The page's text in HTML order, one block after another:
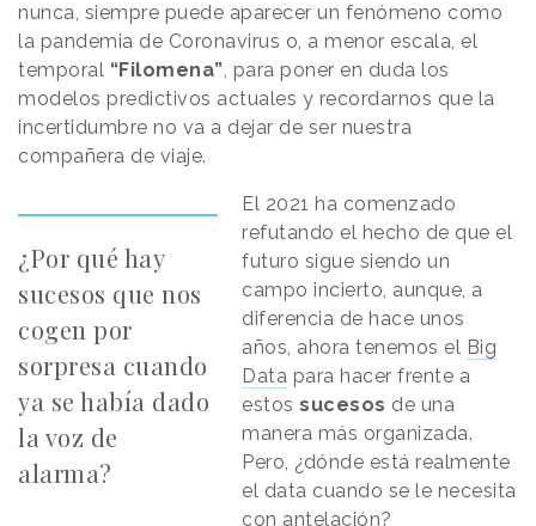
nunca, siempre puede aparecer un fenómeno como
la pandemia de Coronavirus o, a menor escala, el
temporal “Filomena”, para poner en duda los
modelos predictivos actuales y recordarnos que la
incertidumbre no va a dejar de ser nuestra
compañera de viaje.
¿Por qué hay
sucesos que nos
cogen por
sorpresa cuando
ya se había dado
la voz de
alarma?
El 2021 ha comenzado
refutando el hecho de que el
futuro sigue siendo un
campo incierto, aunque, a
diferencia de hace unos
años, ahora tenemos el Big
Data para hacer frente a
estossucesos de una
manera más organizada.
Pero, ¿dónde está realmente
el data cuando se le necesita
con antelación?